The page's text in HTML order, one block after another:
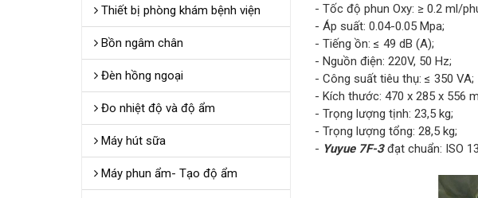
- Tốc độ phun Oxy: ≥ 0.2 ml/
- Áp suất: 0.04-0.05 Mpa;
- Tiếng ồn: ≤ 49 dB (A);
- Nguồn điện: 220V, 50 Hz;
- Công suất tiêu thụ: ≤ 350 VA;
- Kích thước: 470 x 285 x 556
- Trọng lượng tịnh: 23,5 kg;
- Trọng lượng tổng: 28,5 kg;
- Yuyue 7F-3đạt chuẩn: ISO
Thiết bị phòng khám bệnh viện
Bồn ngâm chân
Đèn hồng ngoại
Đo nhiệt độ và độ ẩm
Máy hút sữa
Máy phun ẩm- Tạo độ ẩm